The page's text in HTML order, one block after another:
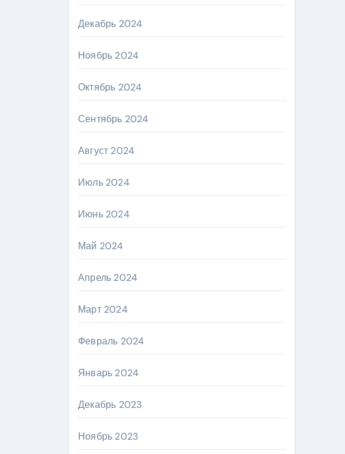
Декабрь 2024
Ноябрь 2024
Октябрь 2024
Сентябрь 2024
Август 2024
Июль 2024
Июнь 2024
Май 2024
Апрель 2024
Март 2024
Февраль 2024
Январь 2024
Декабрь 2023
Ноябрь 2023